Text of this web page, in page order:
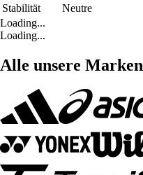
Stabilität
Neutre
Loading...
Loading...
Alle unsere Marken